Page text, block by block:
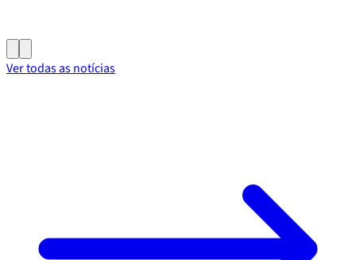
Ver todas as notícias